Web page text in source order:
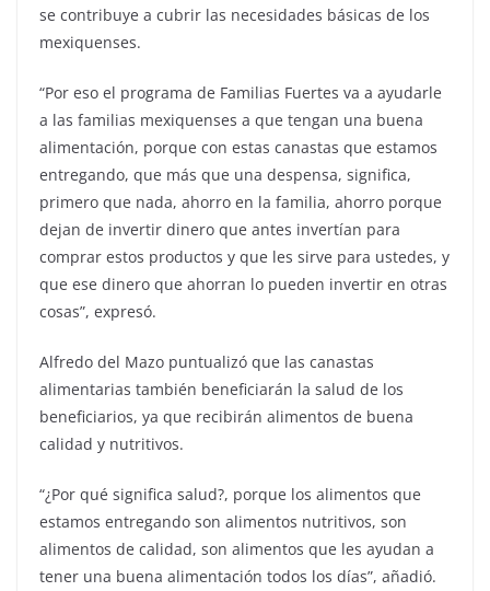
se contribuye a cubrir las necesidades básicas de los
mexiquenses.
“Por eso el programa de Familias Fuertes va a ayudarle
a las familias mexiquenses a que tengan una buena
alimentación, porque con estas canastas que estamos
entregando, que más que una despensa, significa,
primero que nada, ahorro en la familia, ahorro porque
dejan de invertir dinero que antes invertían para
comprar estos productos y que les sirve para ustedes, y
que ese dinero que ahorran lo pueden invertir en otras
cosas”, expresó.
Alfredo del Mazo puntualizó que las canastas
alimentarias también beneficiarán la salud de los
beneficiarios, ya que recibirán alimentos de buena
calidad y nutritivos.
“¿Por qué significa salud?, porque los alimentos que
estamos entregando son alimentos nutritivos, son
alimentos de calidad, son alimentos que les ayudan a
tener una buena alimentación todos los días”, añadió.